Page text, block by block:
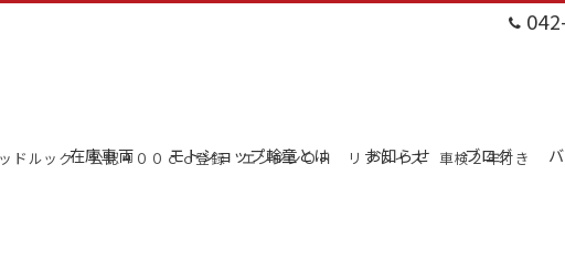
在庫車両 モトショップ輪童とは お知らせ ブログ
ドルック 公認４００ｃｃ登録 エンジンＯＨ リプレイス 車検２年付き